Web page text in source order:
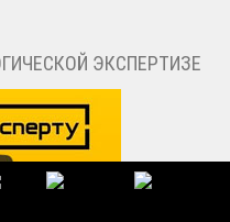
ЭКСПЕРТИЗЕ